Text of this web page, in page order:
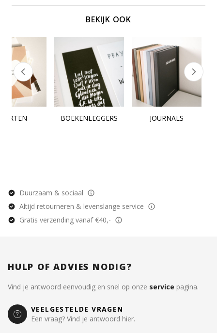
BEKIJK OOK
BOEKENLEGGERS JOURNALS
Duurzaam & sociaal
Altijd retourneren & levenslange service
Gratis verzending vanaf €40,-
HULP OF ADVIES NODIG?
Vind je antwoord eenvoudig en snel op onze service pagina.
VEELGESTELDE VRAGEN
Een vraag? Vind je antwoord hier.